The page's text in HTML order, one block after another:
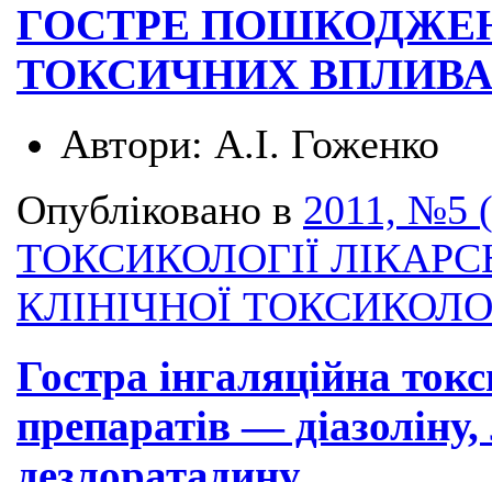
ГОСТРЕ
ТОКСИЧНИХ
Автори: А.І. Гоженко
Опубліковано в 2011, №5
ТОКСИКОЛОГІЇ
КЛІНІЧНОЇ
Гостра інгаляційна
препаратів —